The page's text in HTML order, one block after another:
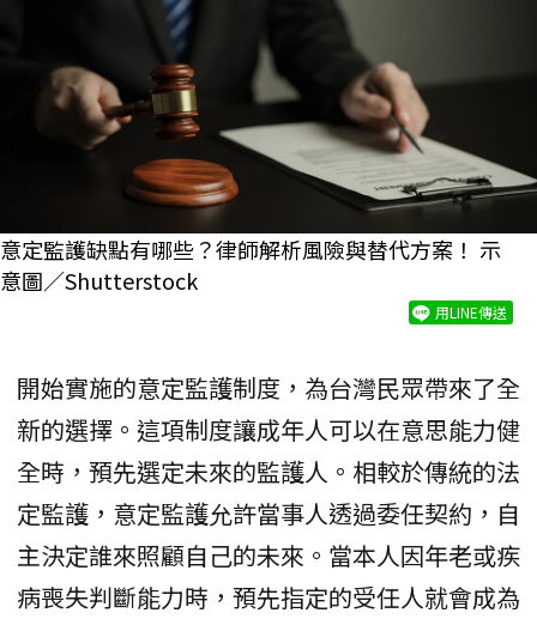
意定監護缺點有哪些？律師解析風險與替代方案！ 示
意圖／Shutterstock
用LINE傳送
開始實施的意定監護制度，為台灣民眾帶來了全
新的選擇。這項制度讓成年人可以在意思能力健
全時，預先選定未來的監護人。相較於傳統的法
定監護，意定監護允許當事人透過委任契約，自
主決定誰來照顧自己的未來。當本人因年老或疾
病喪失判斷能力時，預先指定的受任人就會成為